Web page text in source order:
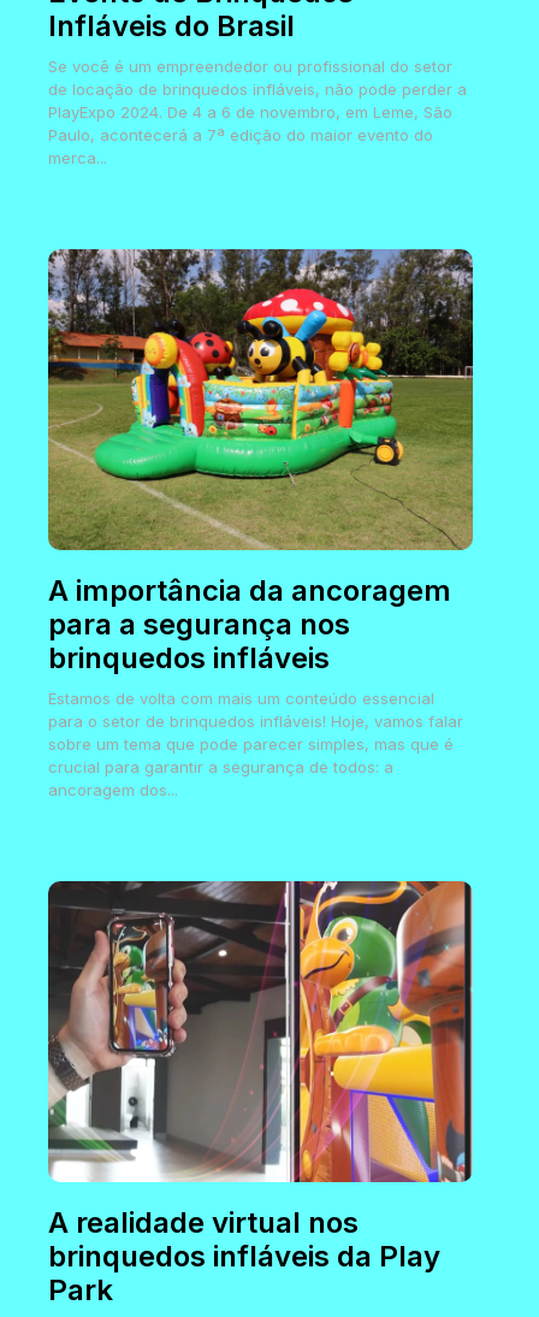
Infláveis do Brasil
Se você é um empreendedor ou profissional do setor
de locação de brinquedos infláveis, não pode perder a
PlayExpo 2024. De 4 a 6 de novembro, em Leme, São
Paulo, acontecerá a 7ª edição do maior evento do
merca...
A importância da ancoragem
para a segurança nos
brinquedos infláveis
Estamos de volta com mais um conteúdo essencial
para o setor de brinquedos infláveis! Hoje, vamos falar
sobre um tema que pode parecer simples, mas que é
crucial para garantir a segurança de todos: a
ancoragem dos...
A realidade virtual nos
brinquedos infláveis da Play
Park